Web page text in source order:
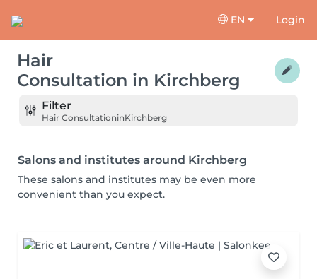
EN Login
Hair
Consultation in Kirchberg
Filter
Hair ConsultationinKirchberg
Salons and institutes around Kirchberg
These salons and institutes may be even more
convenient than you expect.